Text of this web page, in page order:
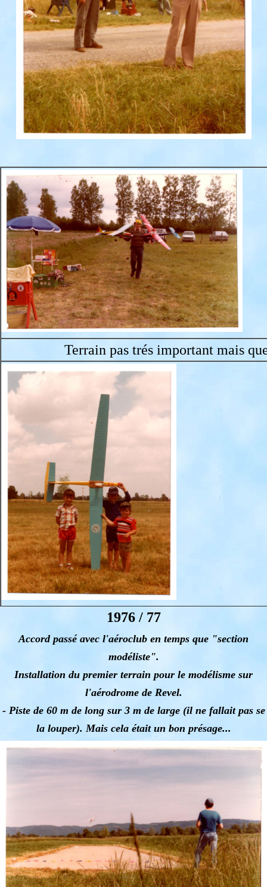
Terrain pas trés important mais
1976 / 77
Accord passé avec l'aéroclub en temps que "section
modéliste".
Installation du premier terrain pour le modélisme sur
l'aérodrome de Revel.
- Piste de 60 m de long sur 3 m de large (il ne fallait pas se
la louper). Mais cela était un bon présage...